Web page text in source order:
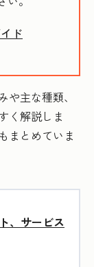
ド
主な種類、
く解説しま
まとめていま
、サービス